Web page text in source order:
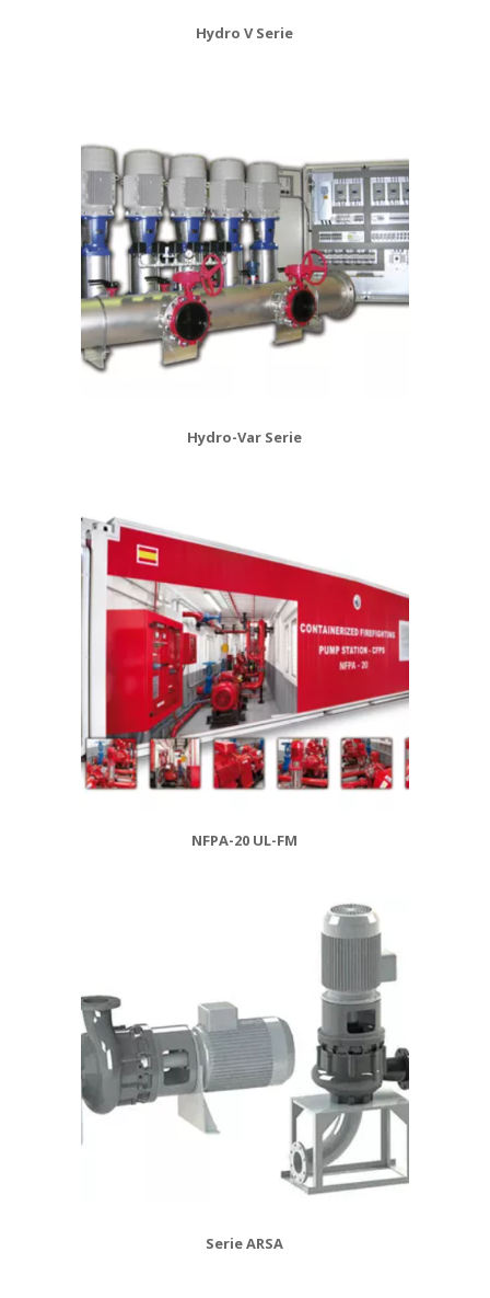
Hydro V Serie
Hydro-Var Serie
NFPA-20 UL-FM
Serie ARSA